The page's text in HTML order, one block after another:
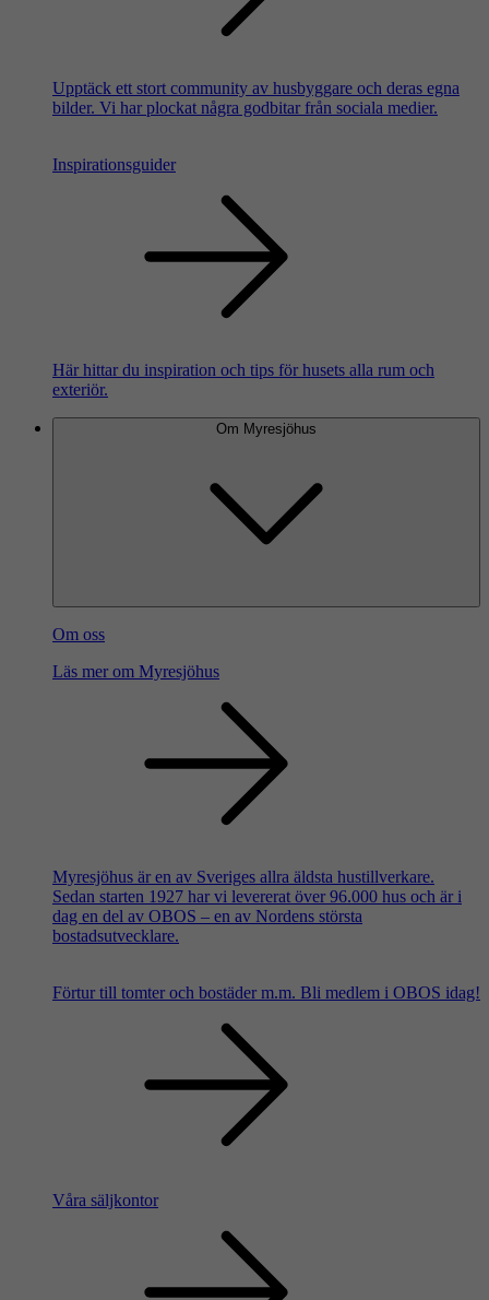
Upptäck ett stort community av husbyggare och deras egna
bilder. Vi har plockat några godbitar från sociala medier.
Inspirationsguider
Här hittar du inspiration och tips för husets alla rum och
exteriör.
Om Myresjöhus
Om oss
Läs mer om Myresjöhus
Myresjöhus är en av Sveriges allra äldsta hustillverkare.
Sedan starten 1927 har vi levererat över 96.000 hus och är i
dag en del av OBOS – en av Nordens största
bostadsutvecklare.
Förtur till tomter och bostäder m.m. Bli medlem i OBOS idag!
Våra säljkontor